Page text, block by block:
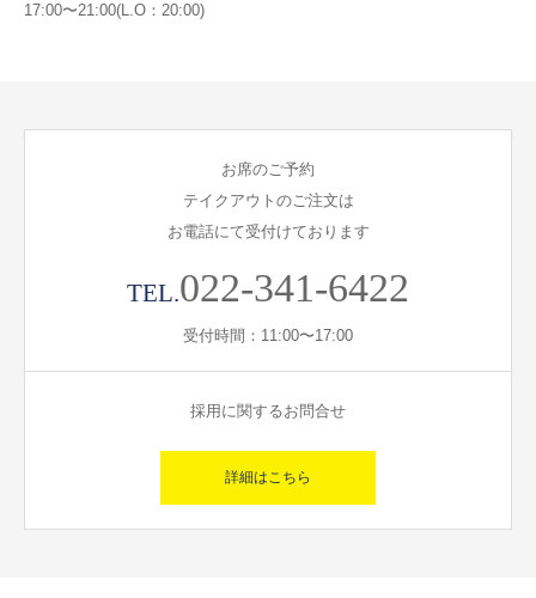
17:00〜21:00(L.O：20:00)
お席のご予約
テイクアウトのご注文は
お電話にて受付けております
TEL.022-341-6422
受付時間：11:00〜17:00
採用に関するお問合せ
詳細はこちら